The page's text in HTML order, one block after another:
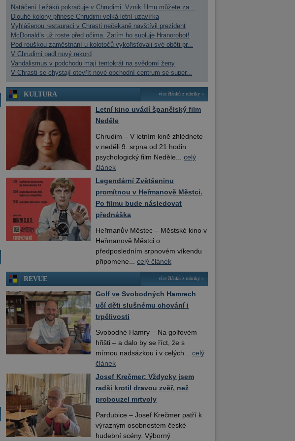
Natáčení Ležáků pokračuje v Chrudimi. Vznik filmu můžete za...
Dlouhé kolony přinese Chrudimi velká letní uzavírka
Vyhlášenou restauraci v Chrasti nečekaně navštívil prezident
McDonald’s už roste před očima. Zatím ho supluje Hranorobot!
Pod rouškou zaměstnání u kolotočů vykořisťovali své oběti pr...
V Chrudimi padl nový rekord
Vandalismus v podchodu mají tentokrát na svědomí ženy
V Chrasti se chystají otevřít nové obchodní centrum se super...
KULTURA více článků z rubriky »
Letní kino uvádí španělský film
Neděle
Chrudim – V letním kině zhlédnete
v neděli 9. srpna od 21 hodin
psychologický film Neděle... celý
článek
Legendární Zvětšeninu
promítnou v Heřmanově Městci.
Po filmu bude následovat
přednáška
Heřmanův Městec – Městské kino v
Heřmanově Městci o
předposledním srpnovém víkendu
připomene... celý článek
REVUE více článků z rubriky »
Golf ve Svobodných Hamrech
učí děti slušnému chování i
trpělivosti
Svobodné Hamry – Na golfovém
hřišti – a dalo by se říct, že s
mírnou nadsázkou i v celých... celý
článek
Josef Krečmer: Vždycky jsem
radši krotil dravou zvěř, než
probouzel mrtvoly
Pardubice – Josef Krečmer patří k
výrazným osobnostem české
hudební scény. Výborný